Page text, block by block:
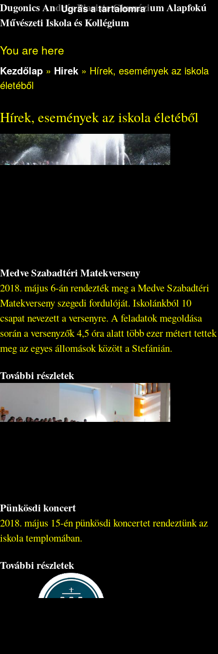
Ugrás a tartalomra
Dugonics András Piarista Gimnázium Alapfokú
Művészeti Iskola és Kollégium
You are here
Kezdőlap » Hirek » Hírek, események az iskola
életéből
Hírek, események az iskola életéből
Medve Szabadtéri Matekverseny
2018. május 6-án rendezték meg a Medve Szabadtéri
Matekverseny szegedi fordulóját. Iskolánkból 10
csapat nevezett a versenyre. A feladatok megoldása
során a versenyzők 4,5 óra alatt több ezer métert tettek
meg az egyes állomások között a Stefánián.
További részletek
Pünkösdi koncert
2018. május 15-én pünkösdi koncertet rendeztünk az
iskola templomában.
További részletek